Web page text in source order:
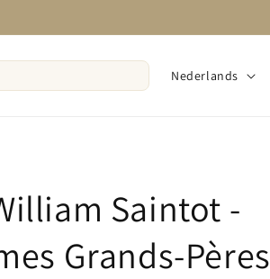
Nederlands
Saintot -
Grands-Pères